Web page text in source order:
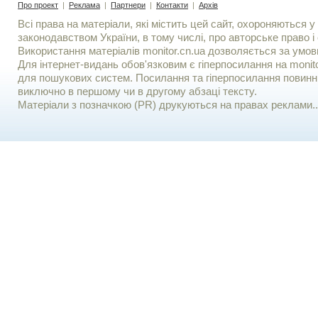
Про проект | Реклама | Партнери | Контакти | Архів
Всі права на матеріали, які містить цей сайт, охороняються у
законодавством України, в тому числі, про авторське право і
Використання матерiалiв monitor.cn.ua дозволяється за
Для iнтернет-видань обов'язковим є гiперпосилання на
для пошукових систем. Посилання та гіперпосилання
виключно в першому чи в другому абзаці тексту.
Матеріали з позначкою (PR) друкуються на правах реклами..